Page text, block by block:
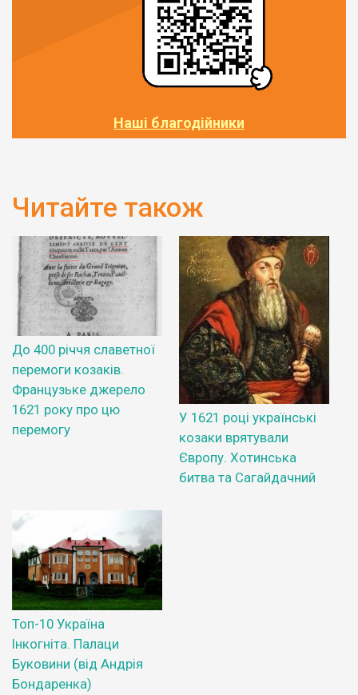
Наші благодійники
Читайте також
До 400 річчя славетної
перемоги козаків.
Французьке джерело
1621 року про цю
перемогу
У 1621 році українські
козаки врятували
Європу. Хотинська
битва та Сагайдачний
Топ-10 Україна
Інкогніта. Палаци
Буковини (від Андрія
Бондаренка)